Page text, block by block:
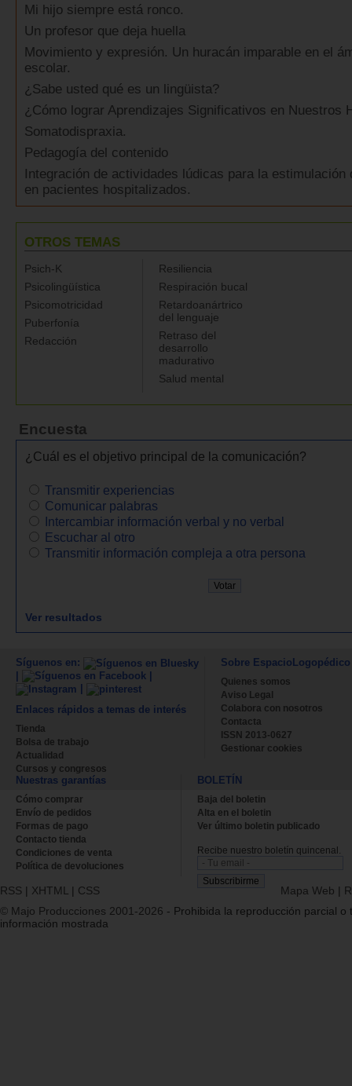
Mi hijo siempre está ronco.
Un profesor que deja huella
Movimiento y expresión. Un huracán imparable en el
escolar.
¿Sabe usted qué es un lingüista?
¿Cómo lograr Aprendizajes Significativos en Nuestros
Somatodispraxia.
Pedagogía del contenido
Integración de actividades lúdicas para la estimulación
en pacientes hospitalizados.
OTROS TEMAS
Psich-K
Psicolingüística
Psicomotricidad
Puberfonía
Redacción
Resiliencia
Respiración bucal
Retardoanártrico
del lenguaje
Retraso del
desarrollo
madurativo
Salud mental
Encuesta
¿Cuál es el objetivo principal de la comunicación?
Transmitir experiencias
Comunicar palabras
Intercambiar información verbal y no verbal
Escuchar al otro
Transmitir información compleja a otra persona
Ver resultados
Síguenos en:
|
|
Enlaces rápidos a temas de interés
Tienda
Bolsa de trabajo
Actualidad
Cursos y congresos
Sobre EspacioLogopédico
Quienes somos
Aviso Legal
Colabora con nosotros
Contacta
ISSN 2013-0627
Gestionar cookies
Nuestras garantías
Cómo comprar
Envío de pedidos
Formas de pago
Contacto tienda
Condiciones de venta
Política de devoluciones
BOLETÍN
Baja del boletin
Alta en el boletin
Ver último boletin publicado
Recibe nuestro boletín quincenal.
RSS | XHTML | CSS Mapa Web |
© Majo Producciones 2001-2026 - Prohibida la reproducción parcial o
información mostrada